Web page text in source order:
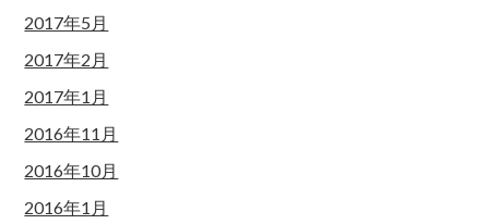
2017年5月
2017年2月
2017年1月
2016年11月
2016年10月
2016年1月